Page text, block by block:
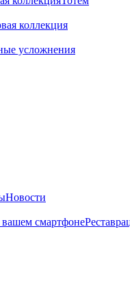
коллекция
усложнения
Новости
смартфоне